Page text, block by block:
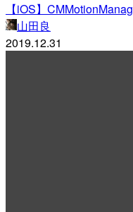
【iOS】
山田良
2019.12.31